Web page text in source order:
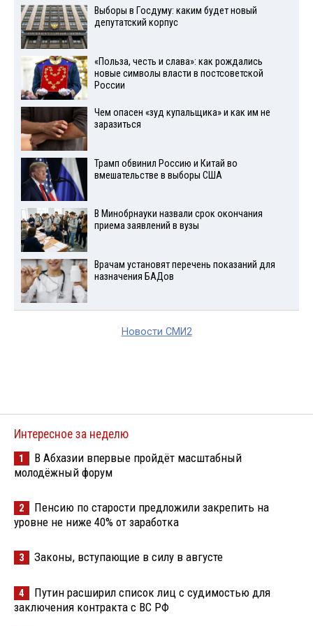
Выборы в Госдуму: каким будет новый
депутатский корпус
«Польза, честь и слава»: как рождались
новые символы власти в постсоветской
России
Чем опасен «зуд купальщика» и как им не
заразиться
Трамп обвинил Россию и Китай во
вмешательстве в выборы США
В Минобрнауки назвали срок окончания
приема заявлений в вузы
Врачам установят перечень показаний для
назначения БАДов
Новости СМИ2
Интересное за неделю
1
В Абхазии впервые пройдёт масштабный
молодёжный форум
2
Пенсию по старости предложили закрепить на
уровне не ниже 40% от заработка
3 Законы, вступающие в силу в августе
4
Путин расширил список лиц с судимостью для
заключения контракта с ВС РФ